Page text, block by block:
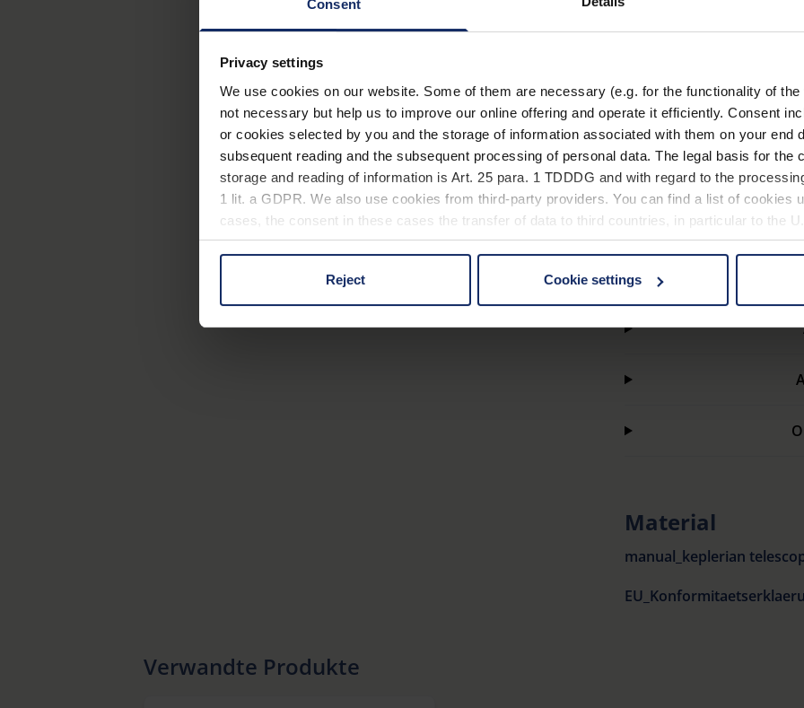
Consent
Privacy settings
We use cookies on our website. Some of them are necessary (e.g. for the functionality of
not necessary but help us to improve our online offering and operate it efficiently. Consent
or cookies selected by you and the storage of information associated with them on your end
subsequent reading and the subsequent processing of personal data. The legal basis for the
storage and reading of information is Art. 25 para. 1 TDDDG and with regard to the
1 lit. a GDPR. We also use cookies from third-party providers. You can find a list of cookies
cases, the consent in these cases the transfer of data to third countries, in particular to the
You can consent to the use of non-essential cookies by clicking on the "Accept all" button or
on "Reject". You can access your settings at any time and deselect cookies at any time (in
footer of our website).
Privacy
Reject Cookie settings
(Art.-
Mit diesem
16733 und 16734 mit
162116 verwendet
Fingerring viso-quick
Der Fingerring
Anwendung als
Technische Daten
Material
manual_keplerian
Verwandte Produkte